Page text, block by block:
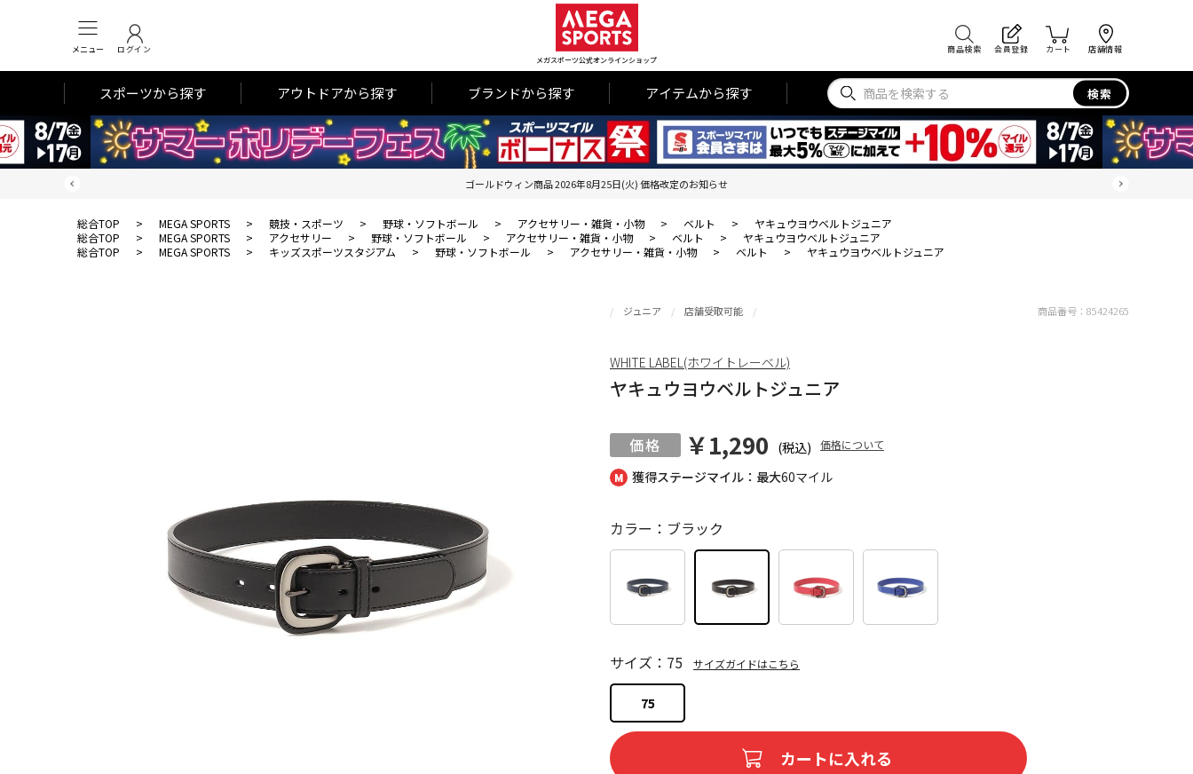
メニュー ログイン
メガスポーツ公式オンラインショップ
商品検索 会員登録 カート 店舗情報
スポーツから探す アウトドアから探す ブランドから探す アイテムから探す 検索
ゴールドウィン商品 2026年8月25日(火) 価格改定のお知らせ
総合TOP > MEGA SPORTS > 競技・スポーツ > 野球・ソフトボール > アクセサリー・雑貨・小物 > ベルト >
ヤキュウヨウベルトジュニア
総合TOP
> MEGA SPORTS > アクセサリー > 野球・ソフトボール > アクセサリー・雑貨・小物 > ベルト >
ヤキュウヨウベルトジュニア
総合TOP
> MEGA SPORTS > キッズスポーツスタジアム > 野球・ソフトボール > アクセサリー・雑貨・小物 > ベルト > ヤキュウヨウベルトジュニア
獲得ステージマイル：最大60マイル
ジュニア 店舗受取可能
ヤキュウヨウベルトジュニア
￥1,290 (税込) 価格について
カラー：ブラック
75
サイズ：75 サイズガイドはこちら
カートに入れる
商品番号： 85424265
WHITE LABEL(ホワイトレーベル)